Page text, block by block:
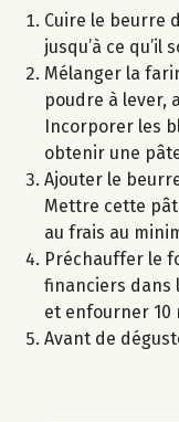
Cuire le beurre
jusqu’à ce qu’il
Mélanger la
poudre à lever,
Incorporer les
obtenir une
Ajouter le
Mettre cette
au frais au
Préchauffer le
financiers dans
et enfourner 10
Avant de